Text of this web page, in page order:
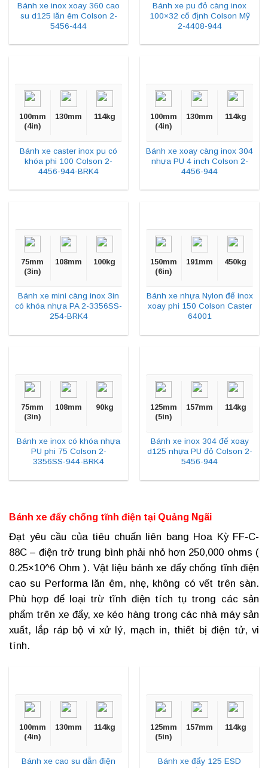
Bánh xe inox xoay 360 cao
su d125 lăn êm Colson 2-
5456-444
Bánh xe pu đỏ càng inox
100×32 cố định Colson Mỹ
2-4408-944
100mm
(4in)
130mm 114kg
Bánh xe caster inox pu có
khóa phi 100 Colson 2-
4456-944-BRK4
100mm
(4in)
130mm 114kg
Bánh xe xoay càng inox 304
nhựa PU 4 inch Colson 2-
4456-944
75mm
(3in)
108mm 100kg
Bánh xe mini càng inox 3in
có khóa nhựa PA 2-3356SS-
254-BRK4
150mm
(6in)
191mm 450kg
Bánh xe nhựa Nylon đế inox
xoay phi 150 Colson Caster
64001
75mm
(3in)
108mm 90kg
Bánh xe inox có khóa nhựa
PU phi 75 Colson 2-
3356SS-944-BRK4
125mm
(5in)
157mm 114kg
Bánh xe inox 304 đế xoay
d125 nhựa PU đỏ Colson 2-
5456-944
Bánh xe đẩy chống tĩnh điện tại Quảng Ngãi
Đạt yêu cầu của tiêu chuẩn liên bang Hoa Kỳ FF-C-
88C – điện trở trung bình phải nhỏ hơn 250,000 ohms (
0.25×10^6 Ohm ). Vật liệu bánh xe đẩy chống tĩnh điện
cao su Performa lăn êm, nhẹ, không có vết trên sàn.
Phù hợp để loại trừ tĩnh điện tích tụ trong các sản
phẩm trên xe đẩy, xe kéo hàng trong các nhà máy sản
xuất, lắp ráp bộ vi xử lý, mạch in, thiết bị điện tử, vi
tính.
100mm
(4in)
130mm 114kg
Bánh xe cao su dẫn điện
125mm
(5in)
157mm 114kg
Bánh xe đẩy 125 ESD